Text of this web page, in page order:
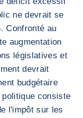
ne devrait se
Confronté au
augmentation
législatives et
devrait
budgétaire
consiste
l'impôt sur les